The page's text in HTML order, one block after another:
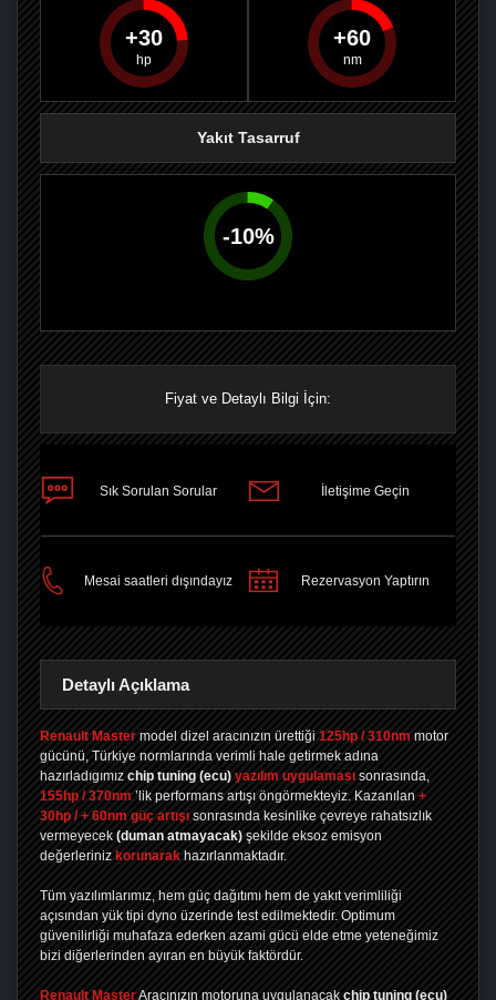
PAYLAŞPAYLAŞPLUS'TA
30 60
Yakıt Tasarruf
-10%
Fiyat ve Detaylı Bilgi İçin:
Sık Sorulan Sorular İletişime Geçin
Mesai saatleri dışındayız Rezervasyon Yaptırın
Detaylı Açıklama
Renault Master model dizel aracınızın ürettiği 125hp / 310nm motor
gücünü, Türkiye normlarında verimli hale getirmek adına
hazırladıgımız chip tuning (ecu) yazılım uygulaması sonrasında,
155hp / 370nm ’lik performans artışı öngörmekteyiz. Kazanılan +
30hp / + 60nm güç artışı sonrasında kesinlike çevreye rahatsızlık
vermeyecek (duman atmayacak) şekilde eksoz emisyon
değerleriniz korunarak hazırlanmaktadır.
Tüm yazılımlarımız, hem güç dağıtımı hem de yakıt verimliliği
açısından yük tipi dyno üzerinde test edilmektedir. Optimum
güvenilirliği muhafaza ederken azami gücü elde etme yeteneğimiz
bizi diğerlerinden ayıran en büyük faktördür.
Renault MasterAracınızın motoruna uygulanacak chip tuning (ecu)